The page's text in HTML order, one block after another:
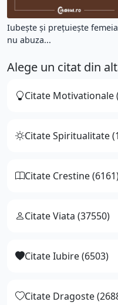
Iubeşte şi preţuieşte
nu abuza...
Alege un citat din
Citate Motivationale
Citate Spiritualitate
Citate Crestine
Citate Viata (37550)
Citate Iubire (6503)
Citate Dragoste